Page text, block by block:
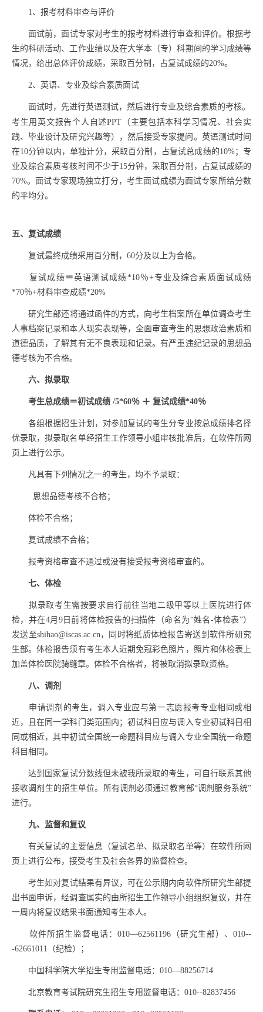
1、报考材料审查与评价
面试前，面试专家对考生的报考材料进行审查和评价。根据考
生的科研活动、工作业绩以及在大学本（专）科期间的学习成绩等
情况，给出总体评价成绩，采取百分制，占复试成绩的20%。
2、英语、 专业及综合素质面试
面试时，先进行英语测试，然后进行专业及综合素质的考核。
考生用英文报告个人自述PPT （主要包括本科学习情况、社会实
践、毕业设计及研究兴趣等）， 然后接受专家提问。英语测试时间
在10分钟以内，单独计分，采取百分制，占复试总成绩的10%；专
业及综合素质考核时间不少于15分钟，采取百分制，占复试成绩的
70%。面试专家现场独立打分，考生面试成绩为面试专家所给分数
的平均分。
五、复试成绩
复试最终成绩采用百分制， 60分及以上为合格。
复试成绩 ＝英语测试成绩 *10％+专业及综合素质面试成绩
*70％+材料审查成绩*20%
研究生部还将通过函件的方式，向考生档案所在单位调查考生
人事档案记录和本人现实表现等，全面审查考生的思想政治素质和
道德品质，了解其有无不良表现和记录。有严重违纪记录的思想品
德考核为不合格。
六、拟录取
考生总成绩＝初试成绩 /5*60％ ＋ 复试成绩*40％
各组根据招生计划，对参加复试的考生分专业按总成绩排名择
优录取，拟录取名单经招生工作领导小组审核批准后，在软件所网
页上进行公示。
凡具有下列情况之一的考生，均不予录取：
思想品德考核不合格；
体检不合格；
复试成绩不合格；
报考资格审查不通过或没有接受报考资格审查的。
七、体检
拟录取考生需按要求自行前往当地二级甲等以上医院进行体
检，并在4月 9日前将体检报告的扫描件（命名为“姓名 -体检表”）
发送至shihao@iscas.ac.cn，同时将纸质体检报告寄送到软件所研究
生部。体检报告须有考生本人近期免冠彩色照片，照片和体检表上
加盖体检医院骑缝章。体检不合格者，将被取消拟录取资格。
八、调剂
申请调剂的考生，调入专业应与第一志愿报考专业相同或相
近，且在同一学科门类范围内；初试科目应与调入专业初试科目相
同或相近，其中初试全国统一命题科目应与调入专业全国统一命题
科目相同。
达到国家复试分数线但未被我所录取的考生，可自行联系其他
接收调剂生的招生单位。所有调剂必须通过教育部“调剂服务系统”
进行。
九、监督和复议
有关复试的主要信息（复试名单、拟录取名单等）在软件所网
页上进行公布，接受考生及社会各界的监督检查。
考生如对复试结果有异议，可在公示期内向软件所研究生部提
出书面申诉，经调查属实的由所招生工作领导小组组织复议，并在
一周内将复议结果书面通知考生本人。
软件所招生监督电话： 010—62561196 （研究生部）、 010--
-62661011 （纪检）；
中国科学院大学招生专用监督电话： 010—88256714
北京教育考试院研究生招生专用监督电话： 010--82837456